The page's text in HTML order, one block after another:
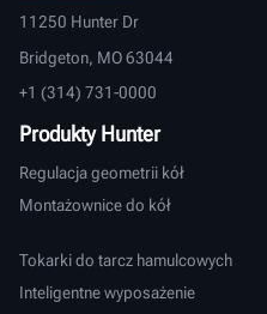
11250 Hunter Dr
Bridgeton, MO 63044
+1 (314) 731-0000
Produkty Hunter
Regulacja geometrii kół
Montażownice do kół
Tokarki do tarcz hamulcowych
Inteligentne wyposażenie